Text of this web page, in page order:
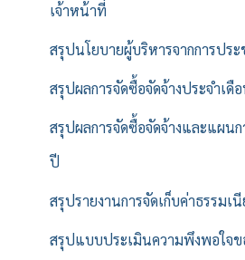
เจ้าหน้าที่
สรุปนโยบายผู้บริหารจากการปร
สรุปผลการจัดซื้อจัดจ้างประจำเดื
สรุปผลการจัดซื้อจัดจ้างและแผน
ปี
สรุปรายงานการจัดเก็บค่าธรรมเ
สรุปแบบประเมินความพึงพอใจข